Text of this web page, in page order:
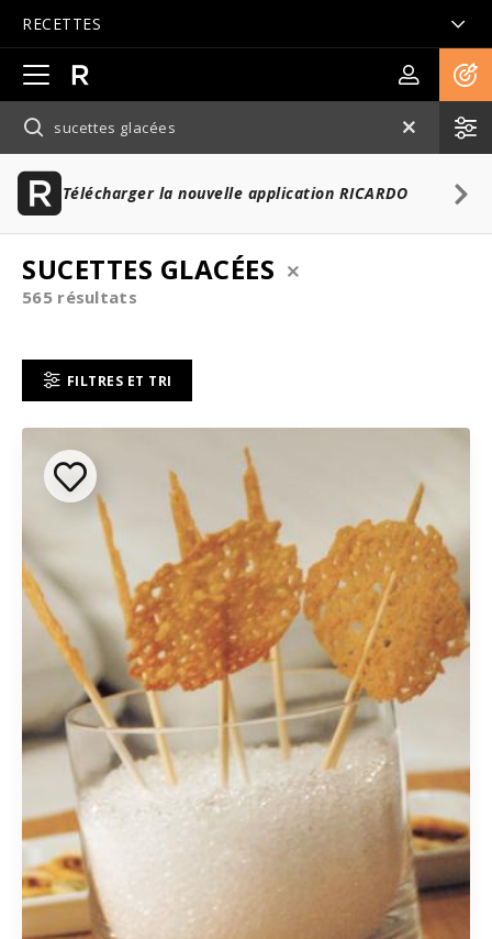
RECETTES
Ouvrir
la
navigation
principale
Télécharger la nouvelle application RICARDO
SUCETTES GLACÉES
565 résultats
FILTRES ET TRI